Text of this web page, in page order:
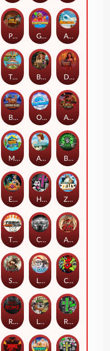
Peek & Pounce Gobstopper Grind Avalanche
Tikitopia BoosterBelt Bonnie's Buccaneers Demon Queen
Behind Bars: Masterplan Opa Santorini! Arena of Iron
MARLIN MASTERS: THE BIG HAUL Aiko and the Wind Spirit Booze Bash
Eye of Medusa Hot Ross Zeus Ze Zecond
TOSHI WAYS CLUB CIRCLE OF LIFE ARMY OF ARES
SPEAR OF ATHENA LE SANTA CHAOS CREW 3
Reign of Rome Le Bandit Rad Maxx